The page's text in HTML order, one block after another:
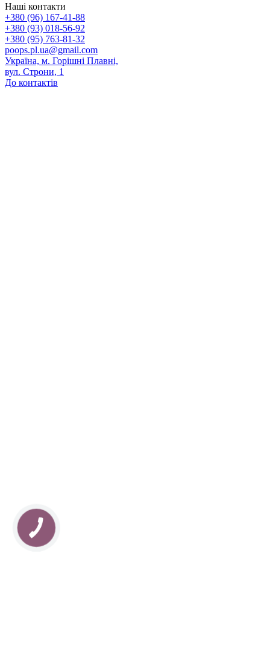
Наші контакти
+380 (96) 167-41-88
+380 (93) 018-56-92
+380 (95) 763-81-32
poops.pl.ua@gmail.com
Україна, м. Горішні Плавні,
вул. Строни, 1
До контактів